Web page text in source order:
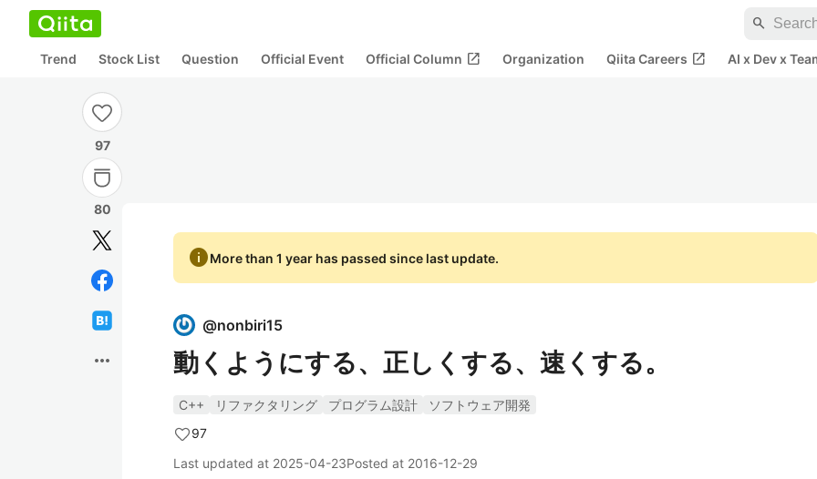
search
Trend Stock List Question Official Event Official Column open_in_new Organization Qiita Careers open_in_new AI x Dev x
97
80
more_horiz
infoMore than 1 year has passed since last update.
@nonbiri15
動くようにする、正しくする、速くする。
C++ リファクタリング プログラム設計
ソフトウェア開発
97
Last updated at 2025-04-23Posted at 2016-12-29